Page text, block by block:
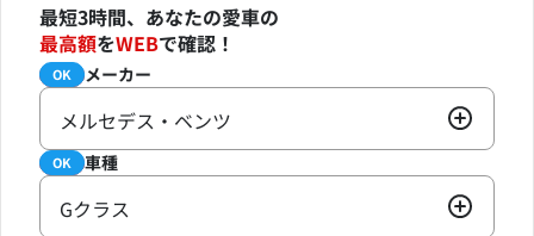
最短3時間、あなたの愛車の
最高額をWEBで確認！
必須 メーカー
OK
メルセデス・ベンツ
必須 車種
OK
Gクラス